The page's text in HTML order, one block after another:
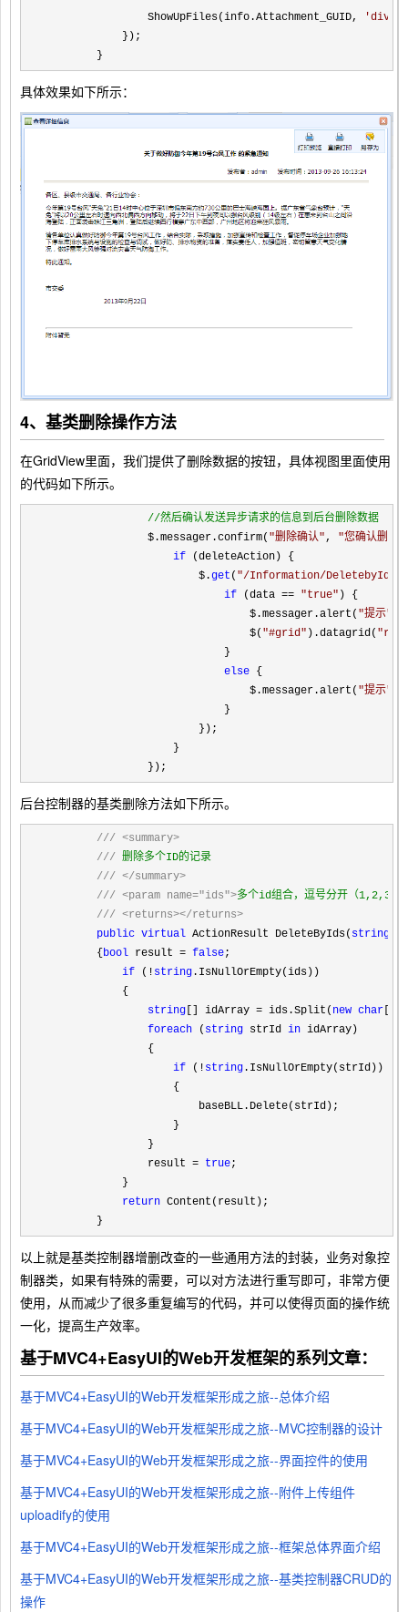
                ShowUpFiles(info.Attachment_GUID,
'
            });
        }
具体效果如下所示：
4、基类删除操作方法
在GridView里面，我们提供了删除数据的按钮，具体视图里面使用
的代码如下所示。
//然后确认发送异步请求的信息到后台删除数据
                $.messager.confirm(
"删除确认", "您确认删除
if (deleteAction) {
                        $.
get ( "/Information/DeletebyIds
if (data == "true" ) {
                                $.messager.alert(
"提示"
                                $(
"#grid" ).datagrid( "
                            }
else {
                                $.messager.alert(
"提示"
                            }
                        });
                    }
                });
后台控制器的基类删除方法如下所示。
/// <summary>
/// 删除多个ID的记录
/// </summary>
/// <param name="ids">多个id组合，逗号分开（
/// <returns></returns>
public virtual ActionResult DeleteByIds( string
        {
bool result = false;
if (! string .IsNullOrEmpty(ids))
            {
string [] idArray = ids.Split( new char
foreach ( string strId in idArray)
                {
if (! string .IsNullOrEmpty(strId))
                    {
                        baseBLL.Delete(strId);
                    }
                }
                result
= true;
            }
return Content(result);
        }
以上就是基类控制器增删改查的一些通用方法的封装，业务对象控
制器类，如果有特殊的需要，可以对方法进行重写即可，非常方便
使用，从而减少了很多重复编写的代码，并可以使得页面的操作统
一化，提高生产效率。
基于MVC4+EasyUI的Web开发框架的系列文章：
基于MVC4+EasyUI的Web开发框架形成之旅--总体介绍
基于MVC4+EasyUI的Web开发框架形成之旅--MVC控制器的设计
基于MVC4+EasyUI的Web开发框架形成之旅--界面控件的使用
基于MVC4+EasyUI的Web开发框架形成之旅--附件上传组件
uploadify的使用
基于MVC4+EasyUI的Web开发框架形成之旅--框架总体界面介绍
基于MVC4+EasyUI的Web开发框架形成之旅--基类控制器CRUD的
操作